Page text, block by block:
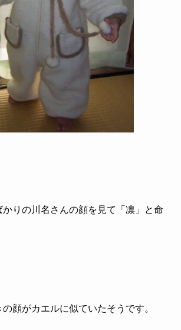
りの川名さんの顔を見て「凛」と命
顔がカエルに似ていたそうです。